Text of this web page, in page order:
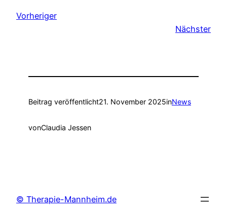
Vorheriger
Nächster
Beitrag veröffentlicht21. November 2025inNews
vonClaudia Jessen
© Therapie-Mannheim.de